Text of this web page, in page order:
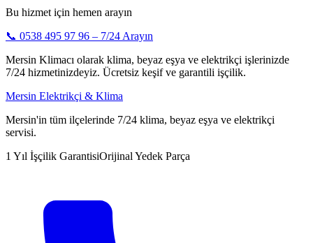
Bu hizmet için hemen arayın
📞 0538 495 97 96 – 7/24 Arayın
Mersin Klimacı olarak klima, beyaz eşya ve elektrikçi işlerinizde
7/24 hizmetinizdeyiz. Ücretsiz keşif ve garantili işçilik.
Mersin Elektrikçi & Klima
Mersin'in tüm ilçelerinde 7/24 klima, beyaz eşya ve elektrikçi
servisi.
1 Yıl İşçilik GarantisiOrijinal Yedek Parça